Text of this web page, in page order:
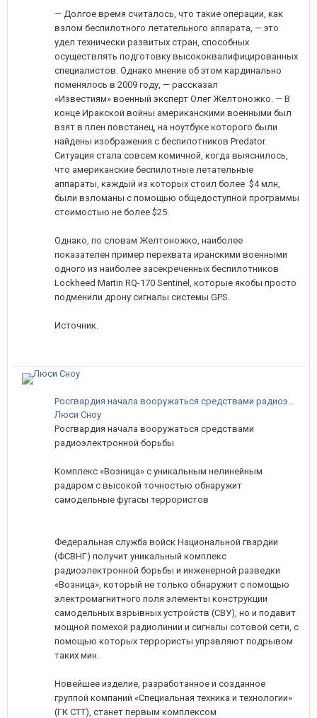
— Долгое время считалось, что такие операции, как
взлом беспилотного летательного аппарата, — это
удел технически развитых стран, способных
осуществлять подготовку высококвалифицированных
специалистов. Однако мнение об этом кардинально
поменялось в 2009 году, — рассказал
«Известиям» военный эксперт Олег Желтоножко. — В
конце Иракской войны американскими военными был
взят в плен повстанец, на ноутбуке которого были
найдены изображения с беспилотников Predator.
Ситуация стала совсем комичной, когда выяснилось,
что американские беспилотные летательные
аппараты, каждый из которых стоил более $4 млн,
были взломаны с помощью общедоступной программы
стоимостью не более $25.
Однако, по словам Желтоножко, наиболее
показателен пример перехвата иранскими военными
одного из наиболее засекреченных беспилотников
Lockheed Martin RQ-170 Sentinel, которые якобы просто
подменили дрону сигналы системы GPS.
Источник.
Росгвардия начала вооружаться средствами радиоэлектронной борьбы
Люси Сноу
Росгвардия начала вооружаться средствами
радиоэлектронной борьбы
Комплекс «Возница» с уникальным нелинейным
радаром с высокой точностью обнаружит
самодельные фугасы террористов
Федеральная служба войск Национальной гвардии
(ФСВНГ) получит уникальный комплекс
радиоэлектронной борьбы и инженерной разведки
«Возница», который не только обнаружит с помощью
электромагнитного поля элементы конструкции
самодельных взрывных устройств (СВУ), но и подавит
мощной помехой радиолинии и сигналы сотовой сети, с
помощью которых террористы управляют подрывом
таких мин.
Новейшее изделие, разработанное и созданное
группой компаний «Специальная техника и технологии»
(ГК СТТ), станет первым комплексом